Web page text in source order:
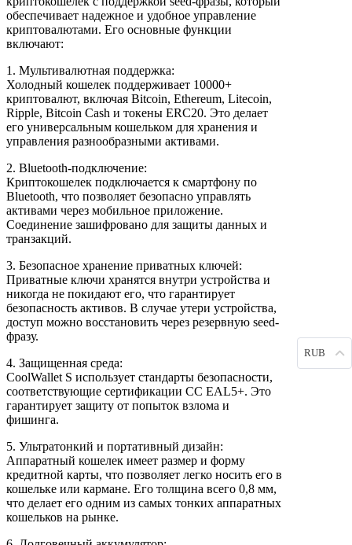
обеспечивает надежное и удобное управление
криптовалютами. Его основные функции
включают:
1. Мультивалютная поддержка:
Холодный кошелек поддерживает 10000+
криптовалют, включая Bitcoin, Ethereum, Litecoin,
Ripple, Bitcoin Cash и токены ERC20. Это делает
его универсальным кошельком для хранения и
управления разнообразными активами.
2. Bluetooth-подключение:
Криптокошелек подключается к смартфону по
Bluetooth, что позволяет безопасно управлять
активами через мобильное приложение.
Соединение зашифровано для защиты данных и
транзакций.
3. Безопасное хранение приватных ключей:
Приватные ключи хранятся внутри устройства и
никогда не покидают его, что гарантирует
безопасность активов. В случае утери устройства,
доступ можно восстановить через резервную seed-
фразу.
4. Защищенная среда:
CoolWallet S использует стандарты безопасности,
соответствующие сертификации CC EAL5+. Это
гарантирует защиту от попыток взлома и
фишинга.
5. Ультратонкий и портативный дизайн:
Аппаратный кошелек имеет размер и форму
кредитной карты, что позволяет легко носить его в
кошельке или кармане. Его толщина всего 0,8 мм,
что делает его одним из самых тонких аппаратных
кошельков на рынке.
RUB